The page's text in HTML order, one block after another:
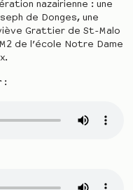
nazairienne : une
de Donges, une
Grattier de St-Malo
de l’école Notre Dame
: